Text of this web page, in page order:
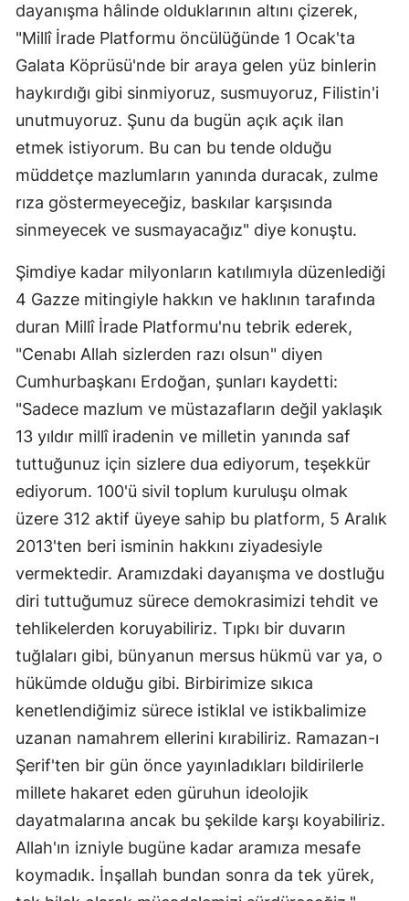
dayanışma hâlinde olduklarının altını çizerek,
"Millî İrade Platformu öncülüğünde 1 Ocak'ta
Galata Köprüsü'nde bir araya gelen yüz binlerin
haykırdığı gibi sinmiyoruz, susmuyoruz, Filistin'i
unutmuyoruz. Şunu da bugün açık açık ilan
etmek istiyorum. Bu can bu tende olduğu
müddetçe mazlumların yanında duracak, zulme
rıza göstermeyeceğiz, baskılar karşısında
sinmeyecek ve susmayacağız" diye konuştu.
Şimdiye kadar milyonların katılımıyla düzenlediği
4 Gazze mitingiyle hakkın ve haklının tarafında
duran Millî İrade Platformu'nu tebrik ederek,
"Cenabı Allah sizlerden razı olsun" diyen
Cumhurbaşkanı Erdoğan, şunları kaydetti:
"Sadece mazlum ve müstazafların değil yaklaşık
13 yıldır millî iradenin ve milletin yanında saf
tuttuğunuz için sizlere dua ediyorum, teşekkür
ediyorum. 100'ü sivil toplum kuruluşu olmak
üzere 312 aktif üyeye sahip bu platform, 5 Aralık
2013'ten beri isminin hakkını ziyadesiyle
vermektedir. Aramızdaki dayanışma ve dostluğu
diri tuttuğumuz sürece demokrasimizi tehdit ve
tehlikelerden koruyabiliriz. Tıpkı bir duvarın
tuğlaları gibi, bünyanun mersus hükmü var ya, o
hükümde olduğu gibi. Birbirimize sıkıca
kenetlendiğimiz sürece istiklal ve istikbalimize
uzanan namahrem ellerini kırabiliriz. Ramazan-ı
Şerif'ten bir gün önce yayınladıkları bildirilerle
millete hakaret eden güruhun ideolojik
dayatmalarına ancak bu şekilde karşı koyabiliriz.
Allah'ın izniyle bugüne kadar aramıza mesafe
koymadık. İnşallah bundan sonra da tek yürek,